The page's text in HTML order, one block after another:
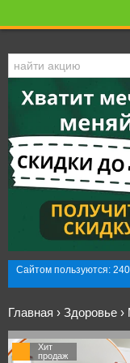
Сайтом пользуются:
Главная › Здоровье ›
Хит
продаж